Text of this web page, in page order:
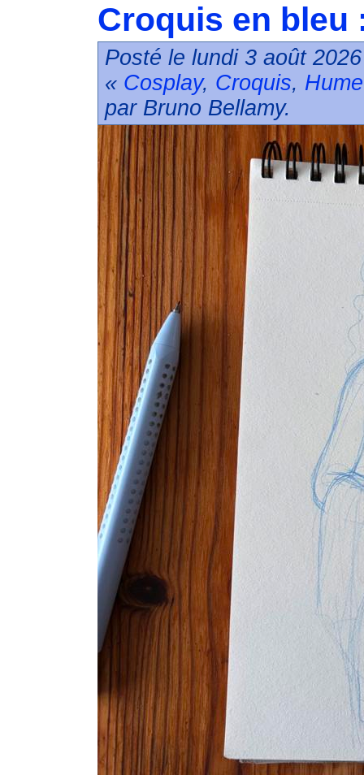
Croquis en bleu
Posté le lundi 3 août
« Cosplay, Croquis,
par Bruno Bellamy.